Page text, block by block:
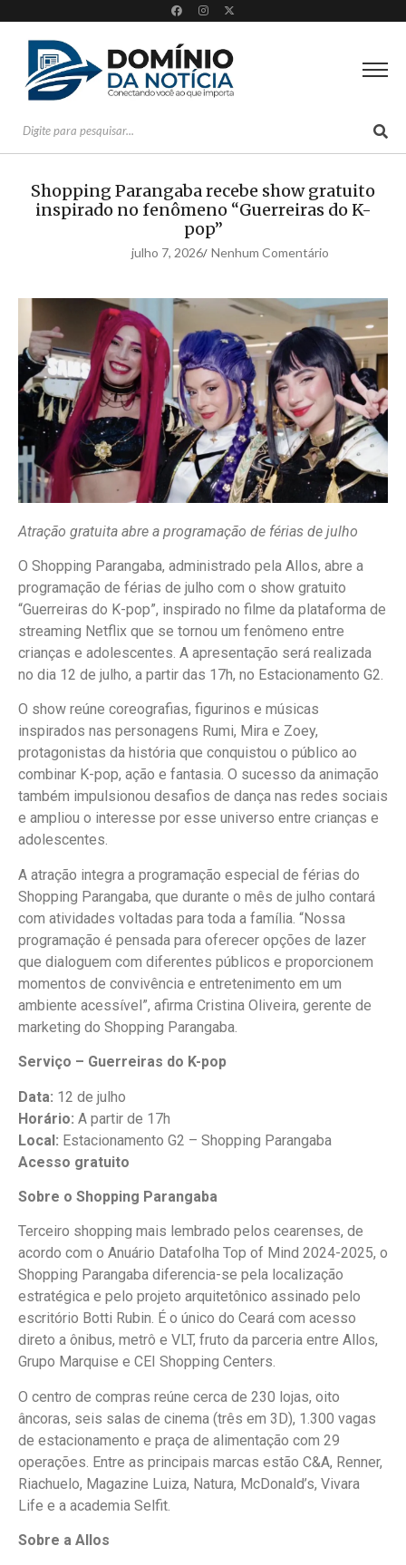
Shopping Parangaba recebe show gratuito
inspirado no fenômeno “Guerreiras do K-
pop”
julho 7, 2026/ Nenhum Comentário
Atração gratuita abre a programação de férias de julho
O Shopping Parangaba, administrado pela Allos, abre a
programação de férias de julho com o show gratuito
“Guerreiras do K-pop”, inspirado no filme da plataforma de
streaming Netflix que se tornou um fenômeno entre
crianças e adolescentes. A apresentação será realizada
no dia 12 de julho, a partir das 17h, no Estacionamento G2.
O show reúne coreografias, figurinos e músicas
inspirados nas personagens Rumi, Mira e Zoey,
protagonistas da história que conquistou o público ao
combinar K-pop, ação e fantasia. O sucesso da animação
também impulsionou desafios de dança nas redes sociais
e ampliou o interesse por esse universo entre crianças e
adolescentes.
A atração integra a programação especial de férias do
Shopping Parangaba, que durante o mês de julho contará
com atividades voltadas para toda a família. “Nossa
programação é pensada para oferecer opções de lazer
que dialoguem com diferentes públicos e proporcionem
momentos de convivência e entretenimento em um
ambiente acessível”, afirma Cristina Oliveira, gerente de
marketing do Shopping Parangaba.
Serviço – Guerreiras do K-pop
Data: 12 de julho
Horário: A partir de 17h
Local: Estacionamento G2 – Shopping Parangaba
Acesso gratuito
Sobre o Shopping Parangaba
Terceiro shopping mais lembrado pelos cearenses, de
acordo com o Anuário Datafolha Top of Mind 2024-2025, o
Shopping Parangaba diferencia-se pela localização
estratégica e pelo projeto arquitetônico assinado pelo
escritório Botti Rubin. É o único do Ceará com acesso
direto a ônibus, metrô e VLT, fruto da parceria entre Allos,
Grupo Marquise e CEI Shopping Centers.
O centro de compras reúne cerca de 230 lojas, oito
âncoras, seis salas de cinema (três em 3D), 1.300 vagas
de estacionamento e praça de alimentação com 29
operações. Entre as principais marcas estão C&A, Renner,
Riachuelo, Magazine Luiza, Natura, McDonald’s, Vivara
Life e a academia Selfit.
Sobre a Allos